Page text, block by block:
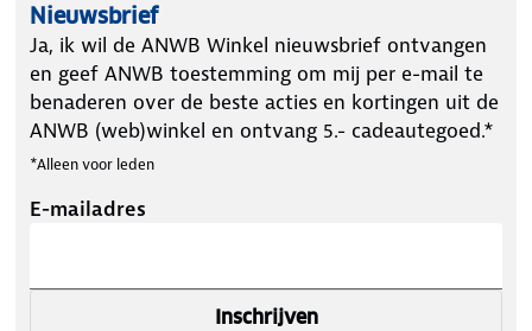
Let op: Controleer voor het schoonmaken of er geen
scherpe voorwerpen op het tafeloppervlak liggen,
omdat deze krassen kunnen veroorzaken.
Let op: bamboe is een natuurproduct, kleine
kleurverschillen in het hout zijn mogelijk. De kleur
van het hout kan enigszins afwijken van de
Nieuwsbrief
Ja, ik wil de ANWB Winkel nieuwsbrief ontvangen
en geef ANWB toestemming om mij per e-mail te
benaderen over de beste acties en kortingen uit de
ANWB (web)winkel en ontvang 5.- cadeautegoed.*
*Alleen voor leden
E-mailadres
Inschrijven